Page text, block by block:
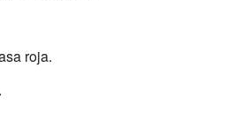
roja.